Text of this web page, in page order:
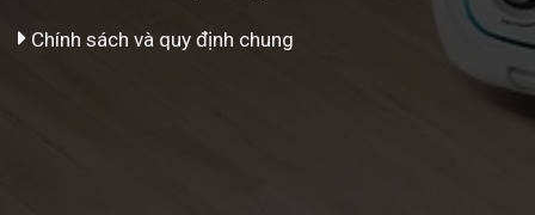
Chính sách và quy định chung